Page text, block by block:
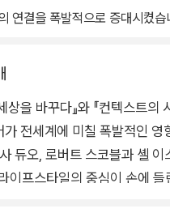
훨씬 빠른 속도로 입력하게 된다
됐다고 우리는 확신하며, 이것
힘은 멈출 수도 없고, 멈춰서
, 더 건강하고 안전하며, 더욱 풍
연결을 폭발적으로 증대시켰습
그리고 현실과 가상 사이의 연결
고 그 안에서 생겨나는 엄청난
능이 활용될 것입니다. 흔히 제
는 이러한 기술 발전을 배경으
블과 셸 이스라엘은 제4차 산업
전세계에 미칠 폭발적인 영
듀오, 로버트 스코블과 셸
이프스타일의 중심이 손에 들